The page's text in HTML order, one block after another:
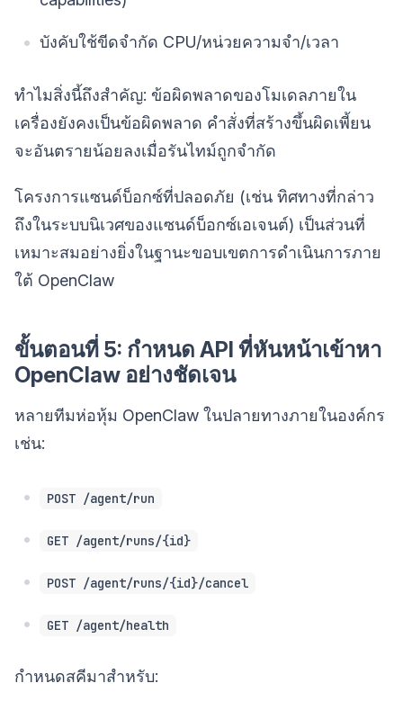
บังคับใช้ขีดจำกัด CPU/หน่วยความจำ/เวลา
ทำไมสิ่งนี้ถึงสำคัญ: ข้อผิดพลาดของโมเดลภายใน
เครื่องยังคงเป็นข้อผิดพลาด คำสั่งที่สร้างขึ้นผิดเพี้ยน
จะอันตรายน้อยลงเมื่อรันไทม์ถูกจำกัด
โครงการแซนด์บ็อกซ์ที่ปลอดภัย (เช่น ทิศทางที่กล่าว
ถึงในระบบนิเวศของแซนด์บ็อกซ์เอเจนต์) เป็นส่วนที่
เหมาะสมอย่างยิ่งในฐานะขอบเขตการดำเนินการภาย
ใต้ OpenClaw
ขั้นตอนที่ 5: กำหนด API ที่หันหน้าเข้าหา
OpenClaw อย่างชัดเจน
หลายทีมห่อหุ้ม OpenClaw ในปลายทางภายในองค์กร
เช่น:
POST /agent/run
GET /agent/runs/{id}
POST /agent/runs/{id}/cancel
GET /agent/health
กำหนดสคีมาสำหรับ: